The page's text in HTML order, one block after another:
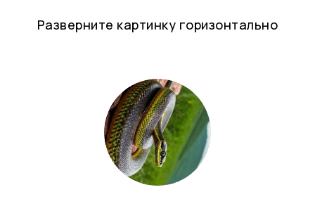
Разверните картинку горизонтально